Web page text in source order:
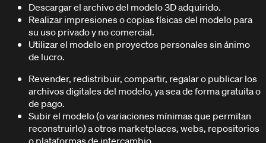
Descargar el archivo del modelo 3D adquirido.
Realizar impresiones o copias físicas del modelo para
su uso privado y no comercial.
Utilizar el modelo en proyectos personales sin ánimo
de lucro.
Revender, redistribuir, compartir, regalar o publicar los
archivos digitales del modelo, ya sea de forma gratuita o
de pago.
Subir el modelo (o variaciones mínimas que permitan
reconstruirlo) a otros marketplaces, webs, repositorios
o plataformas de intercambio.